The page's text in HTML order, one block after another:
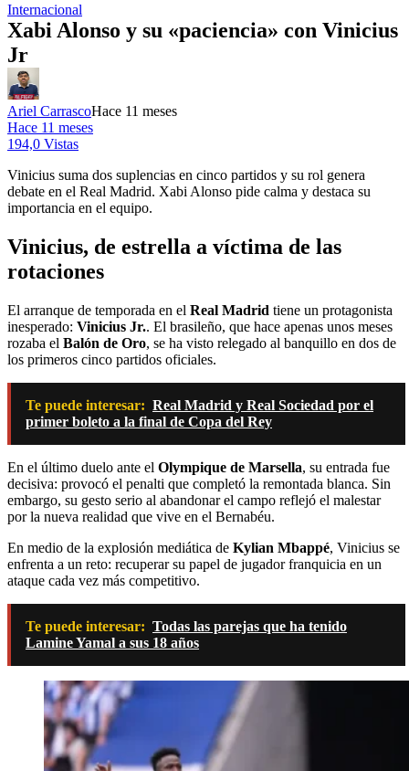
Internacional
Xabi Alonso y su «paciencia» con Vinicius
Jr
Ariel CarrascoHace 11 meses
Hace 11 meses
194,0 Vistas
Vinicius suma dos suplencias en cinco partidos y su rol genera
debate en el Real Madrid. Xabi Alonso pide calma y destaca su
importancia en el equipo.
Vinicius, de estrella a víctima de las
rotaciones
El arranque de temporada en el Real Madrid tiene un protagonista
inesperado: Vinicius Jr.. El brasileño, que hace apenas unos meses
rozaba el Balón de Oro, se ha visto relegado al banquillo en dos de
los primeros cinco partidos oficiales.
Te puede interesar: Real Madrid y Real Sociedad por el
primer boleto a la final de Copa del Rey
En el último duelo ante el Olympique de Marsella, su entrada fue
decisiva: provocó el penalti que completó la remontada blanca. Sin
embargo, su gesto serio al abandonar el campo reflejó el malestar
por la nueva realidad que vive en el Bernabéu.
En medio de la explosión mediática de Kylian Mbappé, Vinicius se
enfrenta a un reto: recuperar su papel de jugador franquicia en un
ataque cada vez más competitivo.
Te puede interesar: Todas las parejas que ha tenido
Lamine Yamal a sus 18 años